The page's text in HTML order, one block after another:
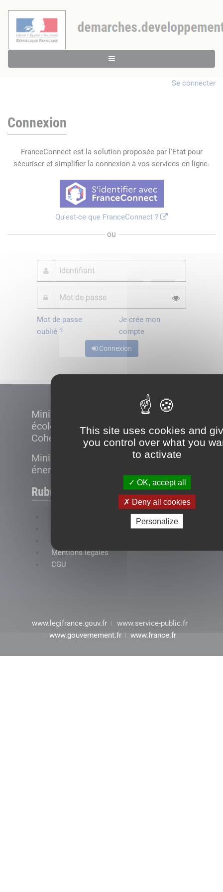
This site uses cookies and
you control over what you
to activate
OK, accept all
Deny all cookies
Personalize
Se connecter
Connexion
FranceConnect est la solution proposée par l'Etat pour
sécuriser et simplifier la connexion à vos services en ligne.
Qu'est-ce que FranceConnect ?
ou
Mot de passe
oublié ?
Je crée mon
compte
Connexion
Ministère de la Transition
écologique et de la
Cohésion des territoires
Ministère de la Transition
énergétique
Rubriques
Mentions légales
CGU
www.legifrance.gouv.fr
www.service-public.fr
www.gouvernement.fr
www.france.fr